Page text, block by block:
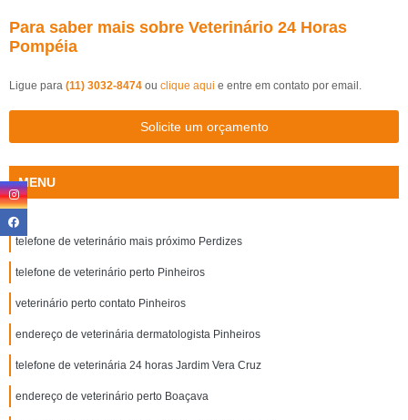
Para saber mais sobre Veterinário 24 Horas
Pompéia
Ligue para (11) 3032-8474 ou clique aqui e entre em contato por email.
Solicite um orçamento
MENU
telefone de veterinário mais próximo Perdizes
telefone de veterinário perto Pinheiros
veterinário perto contato Pinheiros
endereço de veterinária dermatologista Pinheiros
telefone de veterinária 24 horas Jardim Vera Cruz
endereço de veterinário perto Boaçava